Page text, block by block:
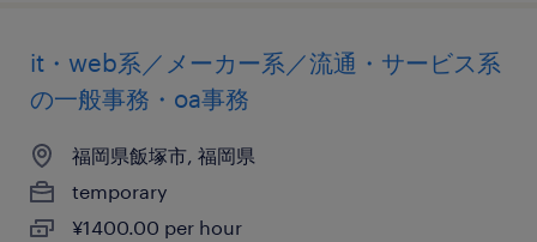
it・web系／メーカー系／流通・サービス系
の一般事務・oa事務
福岡県飯塚市, 福岡県
temporary
¥1400.00 per hour